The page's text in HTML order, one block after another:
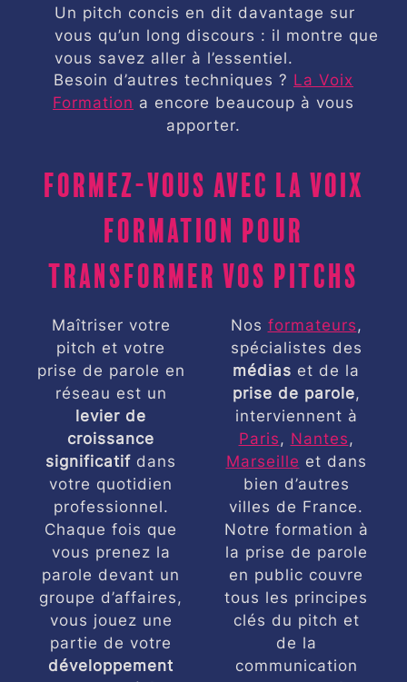
Un pitch concis en dit davantage sur
vous qu’un long discours : il montre que
vous savez aller à l’essentiel.
Besoin d’autres techniques ? La Voix
Formation a encore beaucoup à vous
apporter.
Formez-vous avec La Voix
Formation pour
transformer vos pitchs
Maîtriser votre
pitch et votre
prise de parole en
réseau est un
levier de
croissance
significatif dans
votre quotidien
professionnel.
Chaque fois que
vous prenez la
parole devant un
groupe d’affaires,
vous jouez une
partie de votre
développement
Nos formateurs ,
spécialistes des
médias et de la
prise de parole,
interviennent à
Paris , Nantes ,
Marseille et dans
bien d’autres
villes de France.
Notre formation à
la prise de parole
en public couvre
tous les principes
clés du pitch et
de la
communication